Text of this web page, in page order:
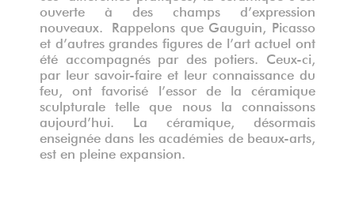
ouverte à des champs d’expression
nouveaux. Rappelons que Gauguin, Picasso
et d’autres grandes figures de l’art actuel ont
été accompagnés par des potiers. Ceux-ci,
par leur savoir-faire et leur connaissance du
feu, ont favorisé l’essor de la céramique
sculpturale telle que nous la connaissons
aujourd’hui. La céramique, désormais
enseignée dans les académies de beaux-arts,
est en pleine expansion.